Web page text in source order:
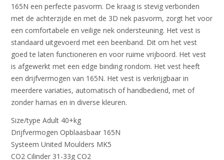
165N een perfecte pasvorm. De kraag is stevig verbonden
met de achterzijde en met de 3D nek pasvorm, zorgt het voor
een comfortabele en veilige nek ondersteuning. Het vest is
standaard uitgevoerd met een beenband. Dit om het vest
goed te laten functioneren en voor ruime vrijboord. Het vest
is afgewerkt met een edge binding rondom. Het vest heeft
een drijfvermogen van 165N. Het vest is verkrijgbaar in
meerdere variaties, automatisch of handbediend, met of
zonder harnas en in diverse kleuren.
Size/type Adult 40+kg
Drijfvermogen Opblaasbaar 165N
Systeem United Moulders MK5
CO2 Cilinder 31-33g CO2